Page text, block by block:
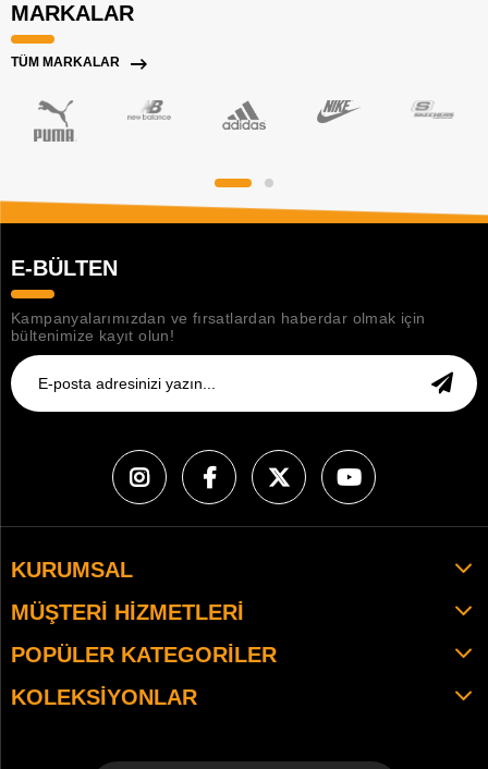
MARKALAR
TÜM MARKALAR
E-BÜLTEN
Kampanyalarımızdan ve fırsatlardan haberdar olmak için
bültenimize kayıt olun!
KURUMSAL
MÜŞTERI HIZMETLERI
POPÜLER KATEGORILER
KOLEKSIYONLAR